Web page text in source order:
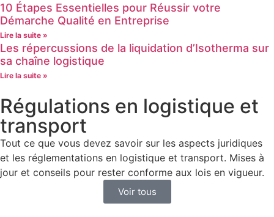
10 Étapes Essentielles pour Réussir votre
Démarche Qualité en Entreprise
Lire la suite »
Les répercussions de la liquidation d’Isotherma sur
sa chaîne logistique
Lire la suite »
Régulations en logistique et
transport
Tout ce que vous devez savoir sur les aspects juridiques
et les réglementations en logistique et transport. Mises à
jour et conseils pour rester conforme aux lois en vigueur.
Voir tous